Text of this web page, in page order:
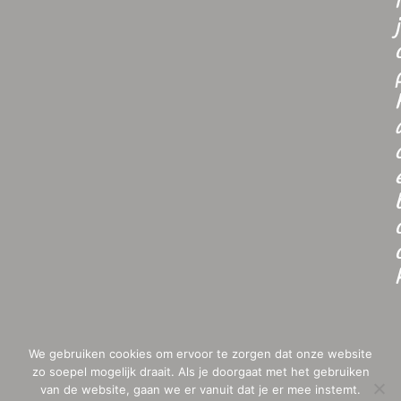
j
We gebruiken cookies om ervoor te zorgen dat onze website
zo soepel mogelijk draait. Als je doorgaat met het gebruiken
van de website, gaan we er vanuit dat je er mee instemt.